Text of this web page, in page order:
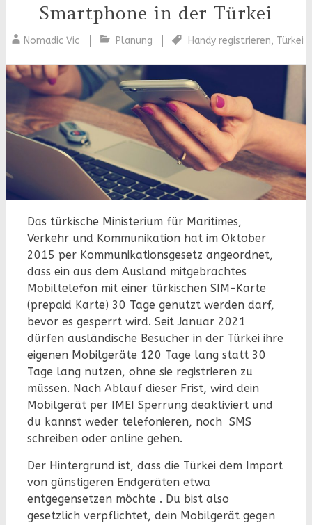
Smartphone in der Türkei
Nomadic Vic Planung Handy registrieren, Türkei
Das türkische Ministerium für Maritimes,
Verkehr und Kommunikation hat im Oktober
2015 per Kommunikationsgesetz angeordnet,
dass ein aus dem Ausland mitgebrachtes
Mobiltelefon mit einer türkischen SIM-Karte
(prepaid Karte) 30 Tage genutzt werden darf,
bevor es gesperrt wird. Seit Januar 2021
dürfen ausländische Besucher in der Türkei ihre
eigenen Mobilgeräte 120 Tage lang statt 30
Tage lang nutzen, ohne sie registrieren zu
müssen. Nach Ablauf dieser Frist, wird dein
Mobilgerät per IMEI Sperrung deaktiviert und
du kannst weder telefonieren, noch SMS
schreiben oder online gehen.
Der Hintergrund ist, dass die Türkei dem Import
von günstigeren Endgeräten etwa
entgegensetzen möchte . Du bist also
gesetzlich verpflichtet, dein Mobilgerät gegen